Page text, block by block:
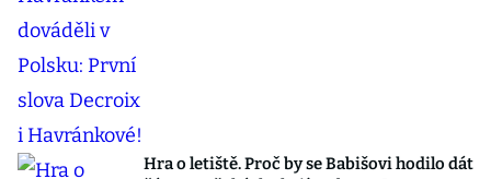
Hra o letiště. Proč by se Babišovi hodilo dát